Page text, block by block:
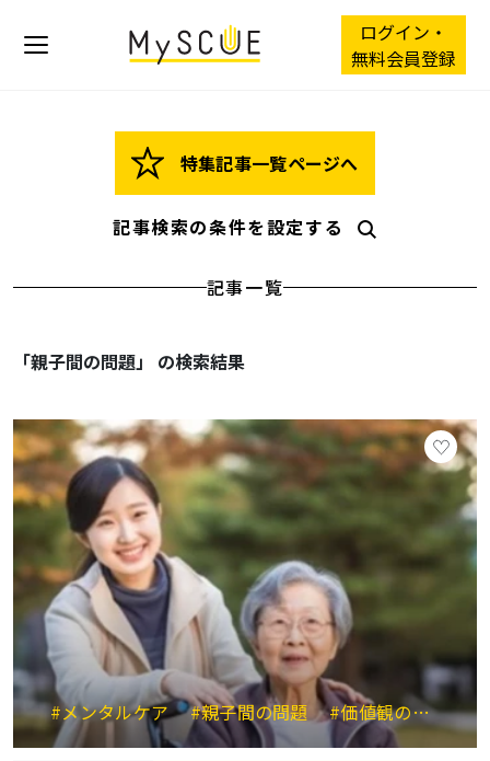
ログイン・
無料会員登録
特集記事一覧ページへ
記事検索の条件を設定する
記事一覧
「親子間の問題」 の検索結果
#メンタルケア #親子間の問題 #価値観の違い #